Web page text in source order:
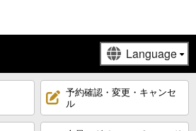
予約確認・変更・キャンセ
ル